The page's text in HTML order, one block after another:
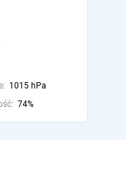
1015 hPa
74%